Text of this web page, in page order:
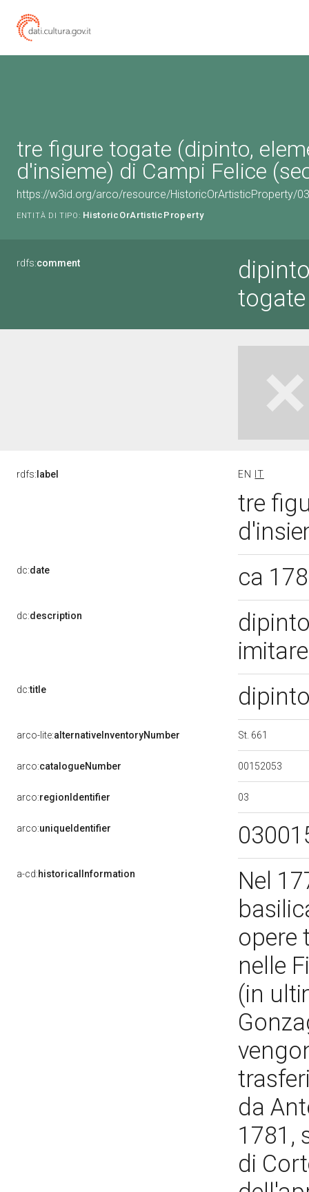
tre figure togate (dipinto,
d'insieme) di Campi Felice
https://w3id.org/arco/resource/HistoricOrArtisticProperty/
ENTITÀ DI TIPO: HistoricOrArtisticProperty
rdfs:comment
togate
rdfs: label EN IT
tre
dc:date ca
dc:description
dc:title
arco-lite:alternativeInventoryNumber St. 661
arco:catalogueNumber 00152053
arco:regionIdentifier 03
arco:uniqueIdentifier
a-cd:historicalInformation
Nel
opere
nelle
(in
da
1781,
di